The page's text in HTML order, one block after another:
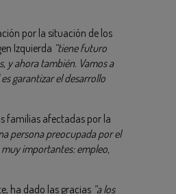
por la situación de los
Izquierda “tiene futuro
y ahora también. Vamos a
garantizar el desarrollo
familias afectadas por la
persona preocupada por el
importantes: empleo,
ha dado las gracias “a los